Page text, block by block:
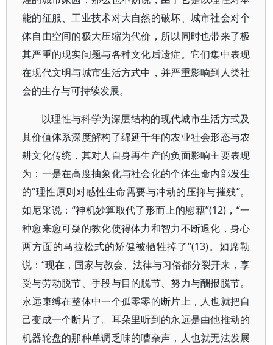
能的征服、工业技术对大自然的破坏、城市社会对个
体自由空间的极大压缩为代价，所以同时也带来了极
其严重的现实问题与各种文化后遗症。它们集中表现
在现代文明与城市生活方式中，并严重影响到人类社
会的生存与可持续发展。
以理性与科学为深层结构的现代城市生活方式及
其价值体系深度解构了绵延千年的农业社会形态与农
耕文化传统，其对人自身再生产的负面影响主要表现
为：一是在高度抽象化与社会化的个体生命内部发生
的“理性原则对感性生命需要与冲动的压抑与摧残”。
如尼采说：“神机妙算取代了形而上的慰藉”(12)，“一
种愈来愈可疑的教化使得体力和智力不断退化，身心
两方面的马拉松式的矫健被牺牲掉了”(13)。如席勒
说：“现在，国家与教会、法律与习俗都分裂开来，享
受与劳动脱节、手段与目的脱节、努力与酬报脱节。
永远束缚在整体中一个孤零零的断片上，人也就把自
己变成一个断片了。耳朵里听到的永远是由他推动的
机器轮盘的那种单调乏味的嘈杂声，人也就无法发展